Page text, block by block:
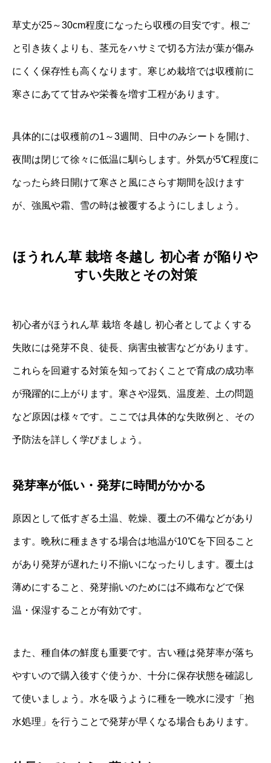
草丈が25～30cm程度になったら収穫の目安です。根ご
と引き抜くよりも、茎元をハサミで切る方法が葉が傷み
にくく保存性も高くなります。寒じめ栽培では収穫前に
寒さにあてて甘みや栄養を増す工程があります。
具体的には収穫前の1～3週間、日中のみシートを開け、
夜間は閉じて徐々に低温に馴らします。外気が5℃程度に
なったら終日開けて寒さと風にさらす期間を設けます
が、強風や霜、雪の時は被覆するようにしましょう。
ほうれん草 栽培 冬越し 初心者 が陥りや
すい失敗とその対策
初心者がほうれん草 栽培 冬越し 初心者としてよくする
失敗には発芽不良、徒長、病害虫被害などがあります。
これらを回避する対策を知っておくことで育成の成功率
が飛躍的に上がります。寒さや湿気、温度差、土の問題
など原因は様々です。ここでは具体的な失敗例と、その
予防法を詳しく学びましょう。
発芽率が低い・発芽に時間がかかる
原因として低すぎる土温、乾燥、覆土の不備などがあり
ます。晩秋に種まきする場合は地温が10℃を下回ること
があり発芽が遅れたり不揃いになったりします。覆土は
薄めにすること、発芽揃いのためには不織布などで保
温・保湿することが有効です。
また、種自体の鮮度も重要です。古い種は発芽率が落ち
やすいので購入後すぐ使うか、十分に保存状態を確認し
て使いましょう。水を吸うように種を一晩水に浸す「抱
水処理」を行うことで発芽が早くなる場合もあります。